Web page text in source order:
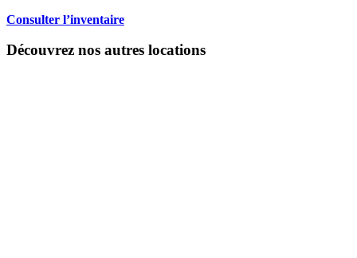
Consulter l’inventaire
Découvrez nos autres locations